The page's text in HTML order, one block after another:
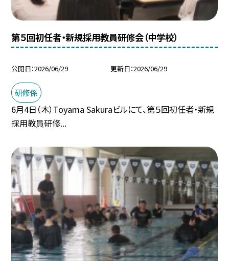
第５回初任者・新規採用教員研修会（中学校）
公開日 2026/06/29 更新日 2026/06/29
研修係
6月4日（木）Toyama Sakuraビルにて、第５回初任者・新規
採用教員研修...